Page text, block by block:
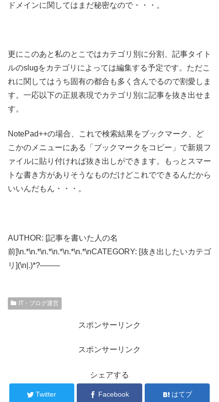
ドメインに関してはまだ秘密なので・・・。
更にこのあと私のとこではカテゴリ別に分割、記事タイト
ルのslugをカテゴリによっては編集する予定です。ただこ
れに関してはうち固有の都合も多く含んでるので割愛しま
す。一応以下の正規表現でカテゴリ別に記事を抜き出せま
す。
NotePad++の場合、これで検索結果をブックマーク、ど
こかのメニューにある「ブックマークをコピー」で新規フ
ァイルに貼り付ければ抜き出しができます。もっとスマー
トな書き方がありそうなものだけどこれでできるんだから
いいんだもん・・・。
AUTHOR: [記事を書いた人の名
前]\n.*\n.*\n.*\n.*\n.*\n.*\nCATEGORY: [抜き出したいカテゴ
リ](\n|.)*?——–
IT・ブログ運営
スポンサーリンク
スポンサーリンク
シェアする
Twitter Facebook はてブ